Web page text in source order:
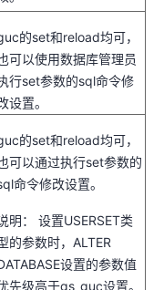
的set和reload均可，
可以使用数据库管理员
行set参数的sql命令修
设置。
的set和reload均可，
可以通过执行set参数的
命令修改设置。
明： 设置USERSET类
的参数时，ALTER
设置的参数值
先级高于gs_guc设置。